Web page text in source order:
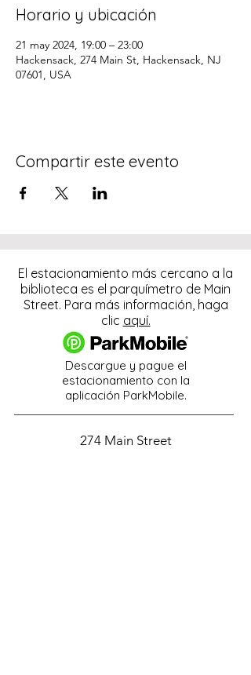
Horario y ubicación
21 may 2024, 19:00 – 23:00
Hackensack, 274 Main St, Hackensack, NJ
07601, USA
Compartir este evento
El estacionamiento más cercano a la
biblioteca es el parquímetro de Main
Street. Para más información, haga
clic aquí.
Descargue y pague el
estacionamiento con la
aplicación ParkMobile.
274 Main Street